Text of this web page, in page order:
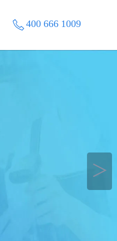
400 666 1009
＞